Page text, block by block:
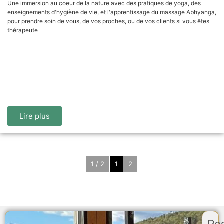
Une immersion au coeur de la nature avec des pratiques de yoga, des
enseignements d'hygiène de vie, et l'apprentissage du massage Abhyanga,
pour prendre soin de vous, de vos proches, ou de vos clients si vous êtes
thérapeute
Lire plus
1 / 2 1 2